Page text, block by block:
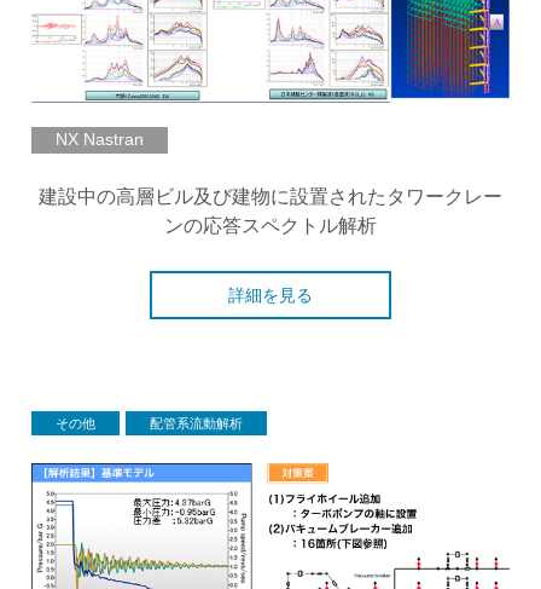
NX Nastran
建設中の高層ビル及び建物に設置されたタワークレー
ンの応答スペクトル解析
詳細を見る
その他 配管系流動解析